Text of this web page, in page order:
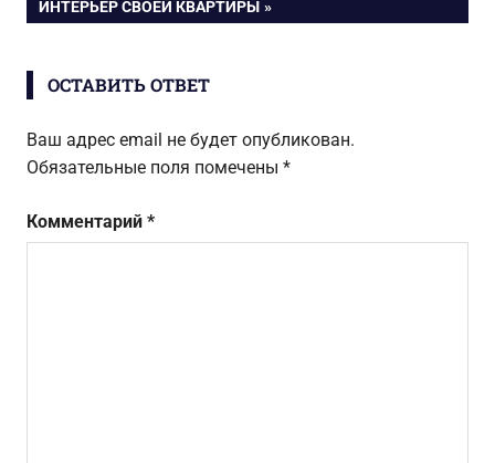
ЗАПИСЬ:
ИНТЕРЬЕР СВОЕЙ КВАРТИРЫ
ОСТАВИТЬ ОТВЕТ
Ваш адрес email не будет опубликован.
Обязательные поля помечены *
Комментарий *